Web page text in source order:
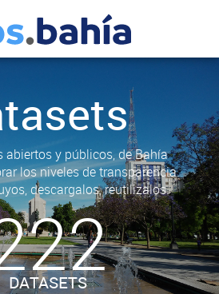
abiertos y públicos, de Bahía
los niveles de transparencia.
descargalos, reutilizalos.
DATASETS